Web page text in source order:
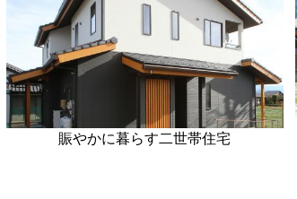
賑やかに暮らす二世帯住宅